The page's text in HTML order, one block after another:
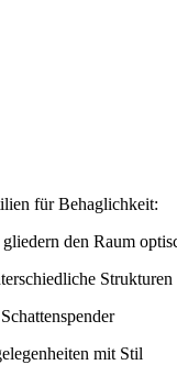
für Behaglichkeit:
den Raum
Strukturen
mit Stil